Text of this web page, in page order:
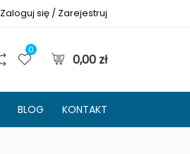
Zaloguj się / Zarejestruj
0
0,00 zł
BLOG KONTAKT